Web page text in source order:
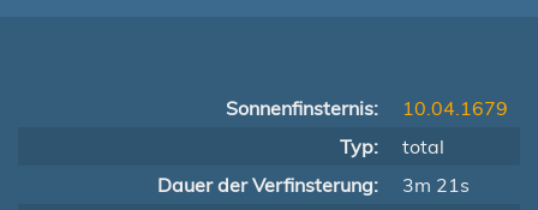
Sonnenfinsternis:
10.04.1679
Typ:
total
Dauer der Verfinsterung:
3m 21s